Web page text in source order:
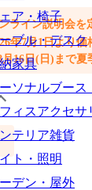
ア・椅子
ブル・デスク
家具
ソナルブース
ィスアクセサ
テリア雑貨
ト・照明
デン・屋外
に追加できます
イン説明会を
7月1日より価
16日(日)まで夏